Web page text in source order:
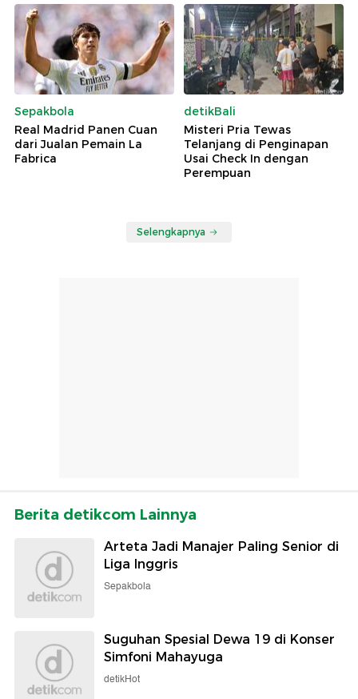
Sepakbola
Real Madrid Panen Cuan
dari Jualan Pemain La
Fabrica
detikBali
Misteri Pria Tewas
Telanjang di Penginapan
Usai Check In dengan
Perempuan
Selengkapnya
Berita detikcom Lainnya
Arteta Jadi Manajer Paling Senior di
Liga Inggris
Sepakbola
Suguhan Spesial Dewa 19 di Konser
Simfoni Mahayuga
detikHot